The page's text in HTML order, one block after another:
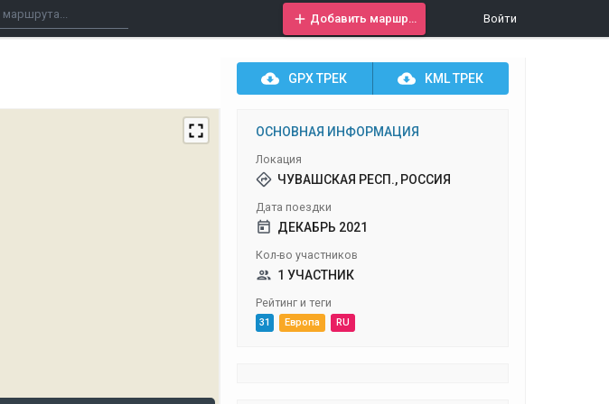
Войти
GPXТРЕК KMLТРЕК
ОСНОВНАЯ ИНФОРМАЦИЯ
Локация
ЧУВАШСКАЯ РЕСП., РОССИЯ
Дата поездки
ДЕКАБРЬ 2021
Кол-во участников
1 УЧАСТНИК
Рейтинг и теги
31 Европа RU